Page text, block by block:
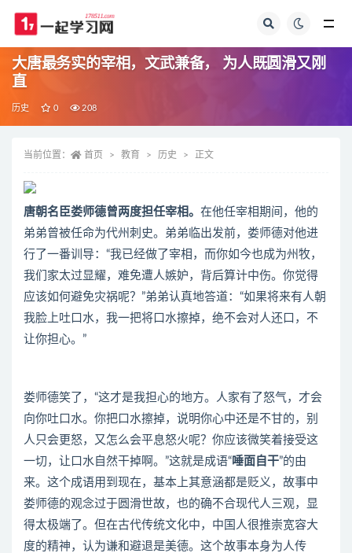
大唐最务实的宰相，文武兼备， 为人既圆滑又刚
直
历史 0 208
当前位置： 首页 教育 历史 正文
唐朝名臣娄师德曾两度担任宰相。 在他任宰相期间，他的
弟弟曾被任命为代州刺史。弟弟临出发前，娄师德对他进
行了一番训导：“我已经做了宰相，而你如今也成为州牧，
我们家太过显耀，难免遭人嫉妒，背后算计中伤。你觉得
应该如何避免灾祸呢？”弟弟认真地答道：“如果将来有人朝
我脸上吐口水，我一把将口水擦掉，绝不会对人还口，不
让你担心。”
娄师德笑了，“这才是我担心的地方。人家有了怒气，才会
向你吐口水。你把口水擦掉，说明你心中还是不甘的，别
人只会更怒，又怎么会平息怒火呢？你应该微笑着接受这
一切，让口水自然干掉啊。”这就是成语“唾面自干”的由
来。这个成语用到现在，基本上其意涵都是贬义，故事中
娄师德的观念过于圆滑世故，也的确不合现代人三观，显
得太极端了。但在古代传统文化中，中国人很推崇宽容大
度的精神，认为谦和避退是美德。这个故事本身为人传